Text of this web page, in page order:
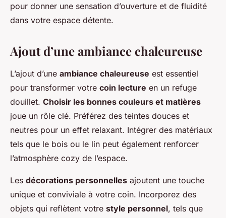
pour donner une sensation d’ouverture et de fluidité
dans votre espace détente.
Ajout d’une ambiance chaleureuse
L’ajout d’une ambiance chaleureuse est essentiel
pour transformer votre coin lecture en un refuge
douillet. Choisir les bonnes couleurs et matières
joue un rôle clé. Préférez des teintes douces et
neutres pour un effet relaxant. Intégrer des matériaux
tels que le bois ou le lin peut également renforcer
l’atmosphère cozy de l’espace.
Les décorations personnelles ajoutent une touche
unique et conviviale à votre coin. Incorporez des
objets qui reflètent votre style personnel, tels que